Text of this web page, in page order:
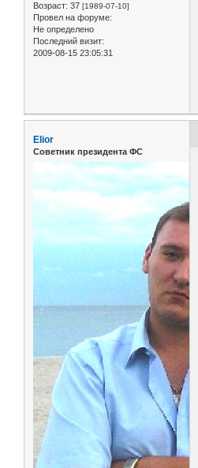
Возраст: 37 [1989-07-10]
Провел на форуме:
Не определено
Последний визит:
2009-08-15 23:05:31
Elior
Советник президента ФС